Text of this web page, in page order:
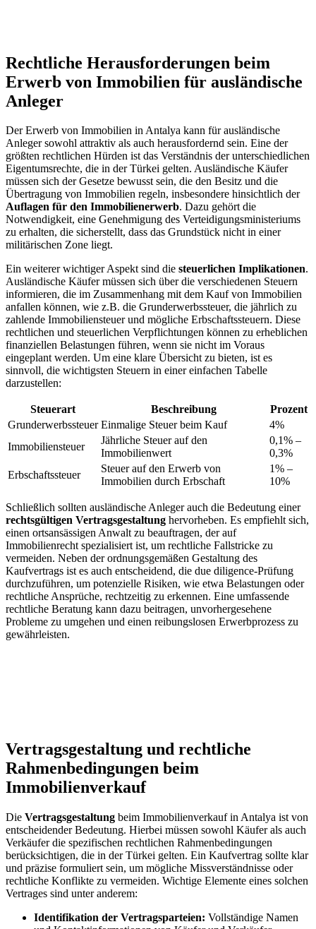
Rechtliche Herausforderungen beim
Erwerb von Immobilien für ausländische⁣
Anleger
Der Erwerb von Immobilien in Antalya kann für ausländische
Anleger sowohl​ attraktiv als auch herausfordernd sein. ‌Eine der
größten rechtlichen Hürden ist das Verständnis der unterschiedlichen‍
Eigentumsrechte, die in‌ der Türkei ‍gelten. Ausländische Käufer
müssen sich der Gesetze bewusst sein, die den Besitz und die
Übertragung von Immobilien regeln, insbesondere hinsichtlich der
Auflagen für den Immobilienerwerb. Dazu gehört die
Notwendigkeit, eine Genehmigung des Verteidigungsministeriums
zu erhalten, die sicherstellt, dass das Grundstück nicht in einer
militärischen Zone liegt.
Ein weiterer wichtiger ⁢Aspekt sind die steuerlichen Implikationen.
Ausländische Käufer ⁢müssen sich über die⁣ verschiedenen Steuern
informieren, die im Zusammenhang‌ mit‍ dem Kauf von Immobilien
anfallen können, wie z.B. die Grunderwerbssteuer, die jährlich zu
zahlende Immobiliensteuer und mögliche Erbschaftssteuern. Diese⁢
rechtlichen und steuerlichen Verpflichtungen können zu erheblichen
finanziellen Belastungen führen, wenn‍ sie nicht im Voraus
eingeplant werden. Um eine klare ‍Übersicht zu bieten, ist ⁢es
⁤sinnvoll, die wichtigsten⁤ Steuern in einer einfachen Tabelle
darzustellen:
Steuerart Beschreibung
Prozent
Grunderwerbssteuer Einmalige Steuer beim‍ Kauf
4%
Immobiliensteuer
Jährliche Steuer auf den
Immobilienwert
0,1% –
0,3%
Erbschaftssteuer
Steuer​ auf den Erwerb von
Immobilien durch Erbschaft
1% –
10%
Schließlich sollten ausländische Anleger auch die Bedeutung⁢ einer
rechtsgültigen Vertragsgestaltung hervorheben. Es empfiehlt sich,
einen ortsansässigen Anwalt zu ‍beauftragen, der auf
Immobilienrecht spezialisiert ist, um rechtliche Fallstricke zu
vermeiden. Neben ⁣der ordnungsgemäßen Gestaltung des
Kaufvertrags ist es auch entscheidend, die due diligence-Prüfung
durchzuführen, um potenzielle Risiken, wie⁤ etwa Belastungen‌ oder
rechtliche Ansprüche, rechtzeitig zu erkennen. Eine umfassende
rechtliche‍ Beratung kann dazu beitragen, unvorhergesehene
Probleme zu umgehen und einen ‌reibungslosen Erwerbprozess zu
gewährleisten.
Vertragsgestaltung und ⁤rechtliche
Rahmenbedingungen beim
Immobilienverkauf
Die Vertragsgestaltung beim Immobilienverkauf in Antalya​ ist von
entscheidender Bedeutung. Hierbei müssen sowohl Käufer als auch
Verkäufer die⁤ spezifischen rechtlichen Rahmenbedingungen
berücksichtigen, die in der Türkei gelten.⁣ Ein Kaufvertrag sollte klar
und präzise formuliert sein, um ⁢mögliche Missverständnisse oder
rechtliche Konflikte zu vermeiden. Wichtige ‌Elemente eines solchen
Vertrages sind ⁤unter ‍anderem:
Identifikation der Vertragsparteien: Vollständige Namen⁢